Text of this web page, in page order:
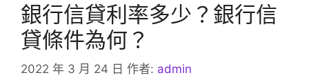
銀行信貸利率多少？銀行信
貸條件為何？
2022 年 3 月 24 日 作者: admin